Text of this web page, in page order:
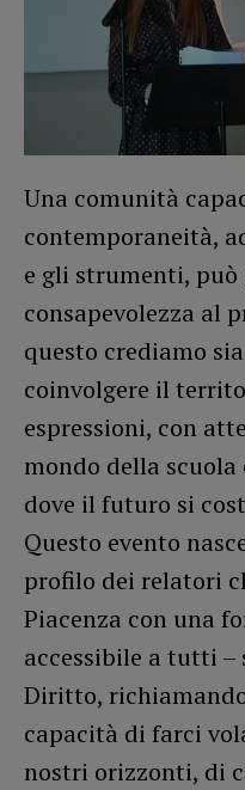
Una comunità
contemporaneità,
e gli strumenti, può
consapevolezza al
questo crediamo
coinvolgere il
espressioni, con
mondo della scuola
dove il futuro si
Questo evento
profilo dei relatori
Piacenza con una
accessibile a tutti –
Diritto,
capacità di farci
nostri orizzonti, di